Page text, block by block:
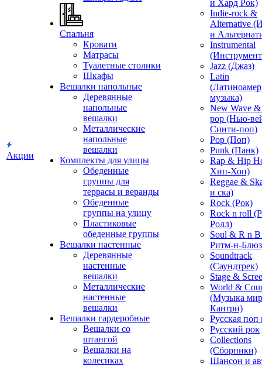
Акции
Спальня
Кровати
Матрасы
Туалетные столики
Шкафы
Вешалки напольные
Деревянные
напольные
вешалки
Металлические
напольные
вешалки
Комплекты для улицы
Обеденные
группы для
террасы и веранды
Обеденные
группы на улицу
Пластиковые
обеденные группы
Вешалки настенные
Деревянные
настенные
вешалки
Металлические
настенные
вешалки
Вешалки гардеробные
Вешалки со
штангой
Вешалки на
колесиках
и Хард Рок)
Indie-rock &
Alternative
и
Instrumental
Jazz (Джаз)
Latin
музыка)
New Wave
pop (Нью-
Синти-поп)
Pop (Поп)
Punk (Панк)
Rap & Hip
Хип-Хоп)
Reggae &
и ска)
Rock (Рок)
Rock n roll
Ролл)
Soul & R n
Ритм-н-
Soundtrack
(Саундтрек)
Stage &
World &
(Музыка
Кантри)
Русская поп
Русский рок
Сollections
(Сборники)
Шансон и